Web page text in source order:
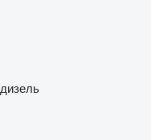
дизель